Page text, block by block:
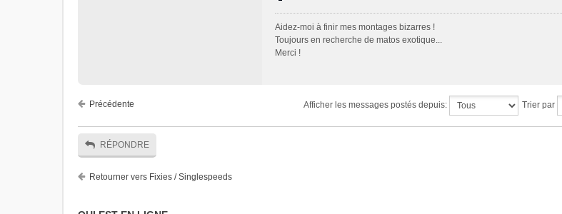
Aidez-moi à finir mes montages bizarres !
Toujours en recherche de matos exotique...
Merci !
Précédente Afficher les messages postés depuis: Trier par
RÉPONDRE
Retourner vers Fixies / Singlespeeds